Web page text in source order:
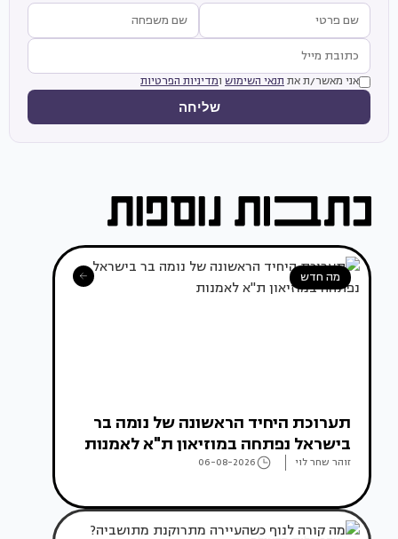
אני מאשר/ת את תנאי השימוש ומדיניות הפרטיות
שליחה
מה חדש
תערוכת היחיד הראשונה של נומה בר
בישראל נפתחה במוזיאון ת"א לאמנות
זוהר שחר לוי 06-08-2026